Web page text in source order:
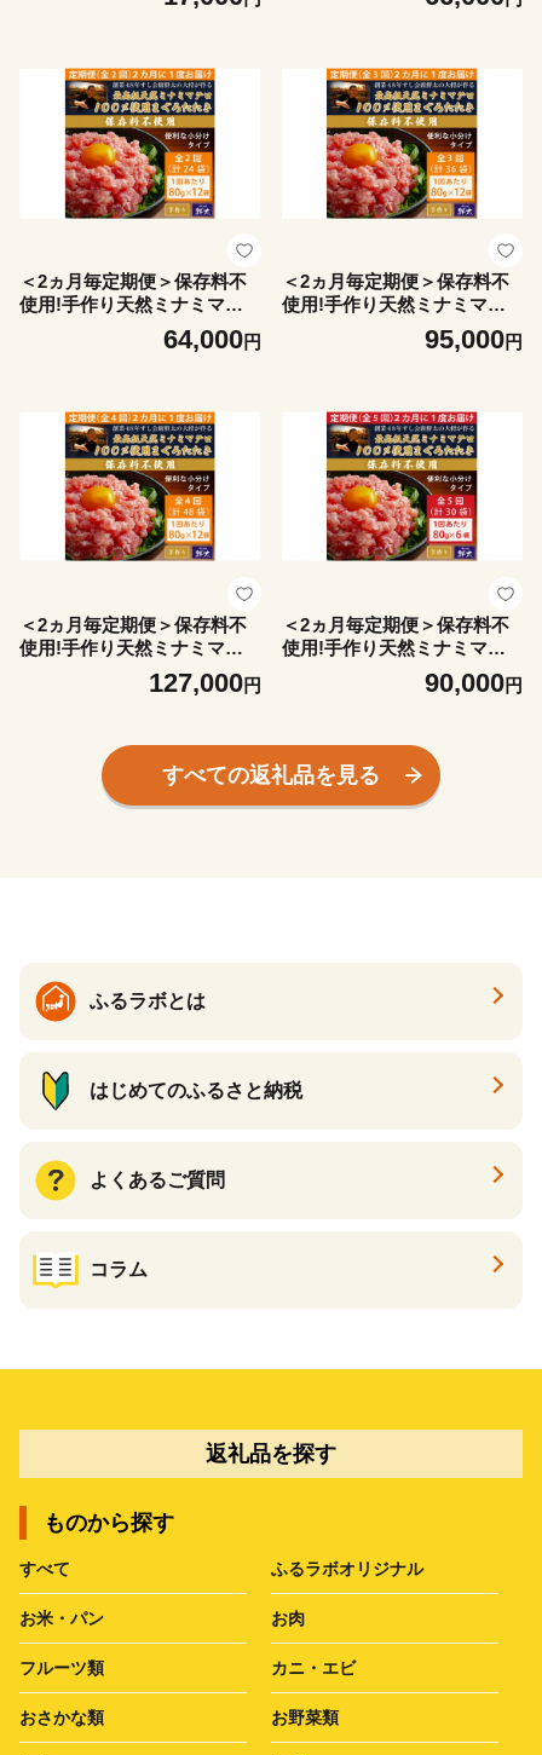
g×3袋)全6回【4081860】
＜2ヵ月毎定期便＞保存料不
使用!手作り天然ミナミマグ
ロ100%まぐろたたき(冷凍80
g×12)全2回【4081861】
64,000円
＜2ヵ月毎定期便＞保存料不
使用!手作り天然ミナミマグ
ロ100%まぐろたたき(冷凍80
g×12)全3回【4081862】
95,000円
＜2ヵ月毎定期便＞保存料不
使用!手作り天然ミナミマグ
ロ100%まぐろたたき(冷凍80
g×12)全4回【4081863】
127,000円
＜2ヵ月毎定期便＞保存料不
使用!手作り天然ミナミマグ
ロ100%まぐろたたき(冷凍80
g×6袋)全5回【4081854】
90,000円
すべての返礼品を見る
ふるラボとは
はじめてのふるさと納税
よくあるご質問
コラム
返礼品を探す
ものから探す
すべて ふるラボオリジナル
お米・パン お肉
フルーツ類 カニ・エビ
おさかな類 お野菜類